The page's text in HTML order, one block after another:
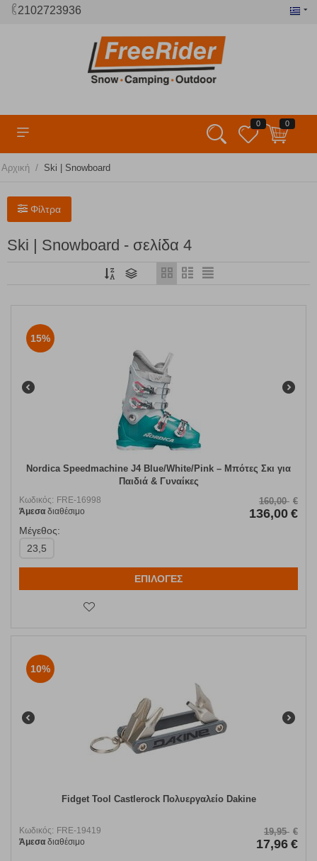
2102723936
0 0
Αρχική / Ski | Snowboard
Φίλτρα
Ski | Snowboard - σελίδα 4
15%
Nordica Speedmachine J4 Blue/White/Pink – Μπότες Σκι για
Παιδιά & Γυναίκες
Κωδικός: FRE-16998
Άμεσα διαθέσιμο
160,00 €
136,00 €
Μέγεθος:
23,5
ΕΠΙΛΟΓΕΣ
10%
Fidget Tool Castlerock Πολυεργαλείο Dakine
Κωδικός: FRE-19419
Άμεσα διαθέσιμο
19,95 €
17,96 €